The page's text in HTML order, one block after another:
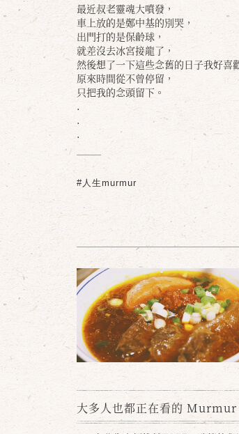
最近叔老靈魂大噴發，
車上放的是鄭中基的別哭，
出門打的是保齡球，
就差沒去冰宮接龍了，
然後想了一下這些念舊的日子我好喜
原來時間從不曾停留，
只把我的念頭留下。
.
.
.
#人生murmur
大多人也都正在看的 Murmur